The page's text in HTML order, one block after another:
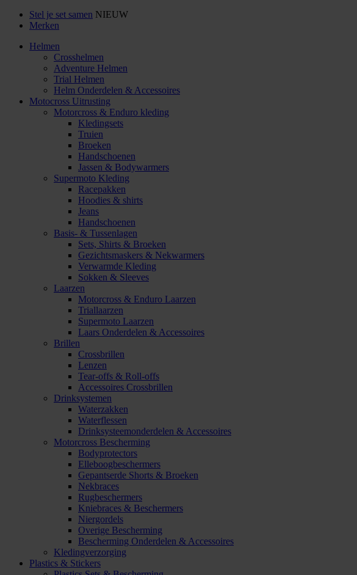
Stel je set samen NIEUW
Merken
Helmen
Crosshelmen
Adventure Helmen
Trial Helmen
Helm Onderdelen & Accessoires
Motocross Uitrusting
Motorcross & Enduro kleding
Kledingsets
Truien
Broeken
Handschoenen
Jassen & Bodywarmers
Supermoto Kleding
Racepakken
Hoodies & shirts
Jeans
Handschoenen
Basis- & Tussenlagen
Sets, Shirts & Broeken
Gezichtsmaskers & Nekwarmers
Verwarmde Kleding
Sokken & Sleeves
Laarzen
Motorcross & Enduro Laarzen
Triallaarzen
Supermoto Laarzen
Laars Onderdelen & Accessoires
Brillen
Crossbrillen
Lenzen
Tear-offs & Roll-offs
Accessoires Crossbrillen
Drinksystemen
Waterzakken
Waterflessen
Drinksysteemonderdelen & Accessoires
Motorcross Bescherming
Bodyprotectors
Elleboogbeschermers
Gepantserde Shorts & Broeken
Nekbraces
Rugbeschermers
Kniebraces & Beschermers
Niergordels
Overige Bescherming
Bescherming Onderdelen & Accessoires
Kledingverzorging
Plastics & Stickers